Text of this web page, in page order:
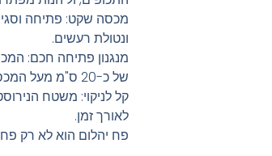
מכסה שקט: פתיחה
ונטולת רעשים.
מנגנון פתיחה חכם:
של כ-20 ס"מ מעל המכסה.
קל לניקוי: משטח
לאורך זמן.
פח יהלום הוא לא רק פח